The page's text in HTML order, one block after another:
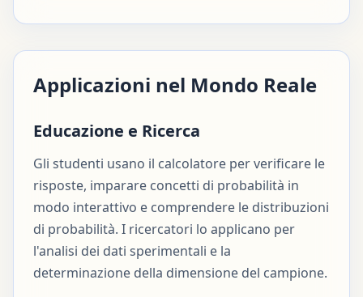
Applicazioni nel Mondo Reale
Educazione e Ricerca
Gli studenti usano il calcolatore per verificare le
risposte, imparare concetti di probabilità in
modo interattivo e comprendere le distribuzioni
di probabilità. I ricercatori lo applicano per
l'analisi dei dati sperimentali e la
determinazione della dimensione del campione.